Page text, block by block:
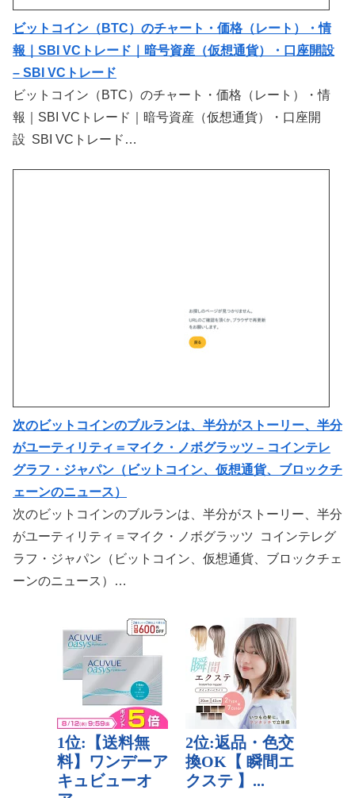
ビットコイン（BTC）のチャート・価格（レート）・情
報｜SBI VCトレード｜暗号資産（仮想通貨）・口座開設
– SBI VCトレード
ビットコイン（BTC）のチャート・価格（レート）・情
報｜SBI VCトレード｜暗号資産（仮想通貨）・口座開
設 SBI VCトレード…
次のビットコインのブルランは、半分がストーリー、半分
がユーティリティ＝マイク・ノボグラッツ – コインテレ
グラフ・ジャパン（ビットコイン、仮想通貨、ブロックチ
ェーンのニュース）
次のビットコインのブルランは、半分がストーリー、半分
がユーティリティ＝マイク・ノボグラッツ コインテレグ
ラフ・ジャパン（ビットコイン、仮想通貨、ブロックチェ
ーンのニュース）…